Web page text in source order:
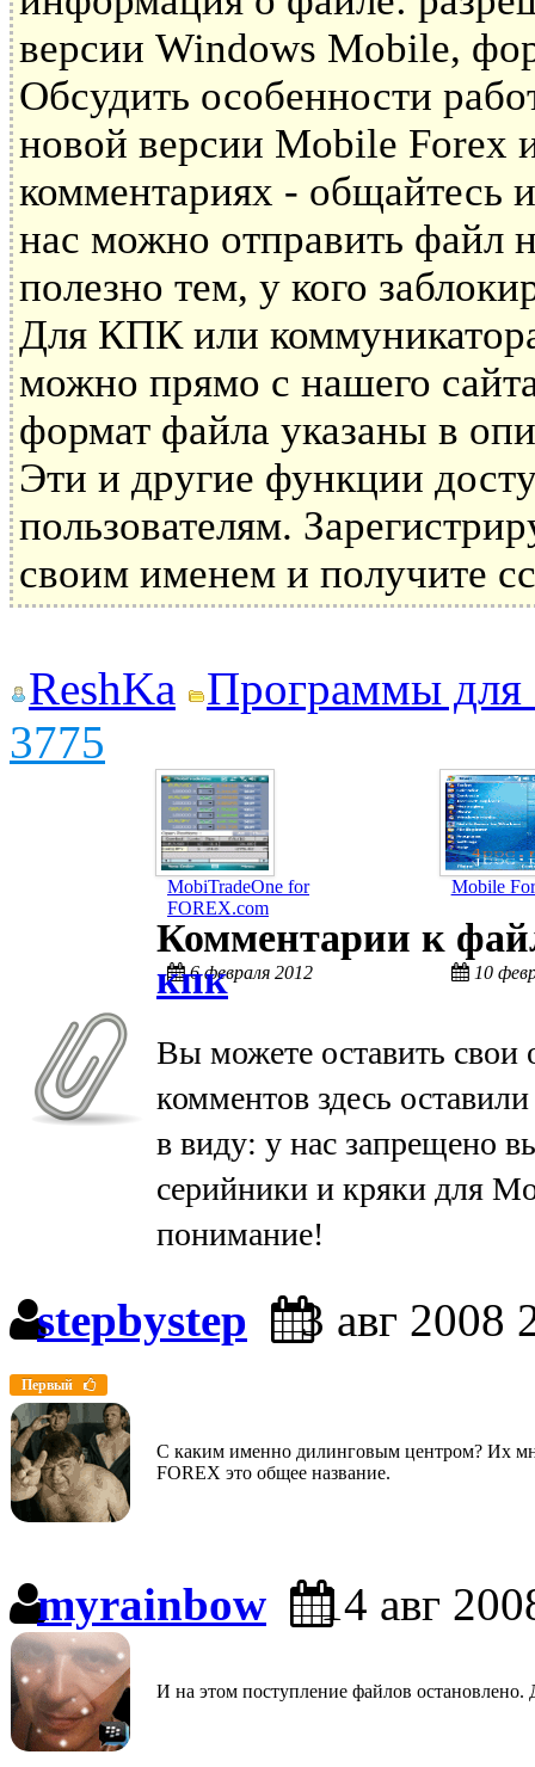
версии Windows Mobile,
Обсудить особенности
новой версии Mobile Forex
комментариях - общайтесь
нас можно отправить файл
полезно тем, у кого
Для КПК или
можно прямо с нашего
формат файла указаны в
Эти и другие функции
пользователям.
своим именем и получите
ReshKa
Программы
3775
MobiTradeOne for
FOREX.com
6 февраля 2012
Mobile
10
Комментарии к
кпк
Вы можете оставить свои
комментов здесь
в виду: у нас запрещено
серийники и кряки для
понимание!
stepbystep 3 авг 2008
Первый
С каким именно дилинговым центром? Их
FOREX это общее название.
myrainbow 14 авг
И на этом поступление файлов